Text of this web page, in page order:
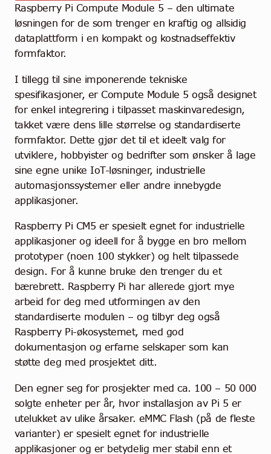
Raspberry Pi Compute Module 5 – den ultimate
løsningen for de som trenger en kraftig og allsidig
dataplattform i en kompakt og kostnadseffektiv
formfaktor.
I tillegg til sine imponerende tekniske
spesifikasjoner, er Compute Module 5 også designet
for enkel integrering i tilpasset maskinvaredesign,
takket være dens lille størrelse og standardiserte
formfaktor. Dette gjør det til et ideelt valg for
utviklere, hobbyister og bedrifter som ønsker å lage
sine egne unike IoT-løsninger, industrielle
automasjonssystemer eller andre innebygde
applikasjoner.
Raspberry Pi CM5 er spesielt egnet for industrielle
applikasjoner og ideell for å bygge en bro mellom
prototyper (noen 100 stykker) og helt tilpassede
design. For å kunne bruke den trenger du et
bærebrett. Raspberry Pi har allerede gjort mye
arbeid for deg med utformingen av den
standardiserte modulen – og tilbyr deg også
Raspberry Pi-økosystemet, med god
dokumentasjon og erfarne selskaper som kan
støtte deg med prosjektet ditt.
Den egner seg for prosjekter med ca. 100 – 50 000
solgte enheter per år, hvor installasjon av Pi 5 er
utelukket av ulike årsaker. eMMC Flash (på de fleste
varianter) er spesielt egnet for industrielle
applikasjoner og er betydelig mer stabil enn et